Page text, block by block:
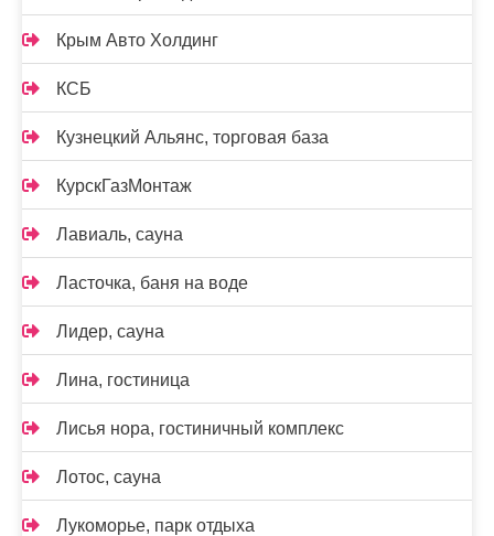
Крым Авто Холдинг
КСБ
Кузнецкий Альянс, торговая база
КурскГазМонтаж
Лавиаль, сауна
Ласточка, баня на воде
Лидер, сауна
Лина, гостиница
Лисья нора, гостиничный комплекс
Лотос, сауна
Лукоморье, парк отдыха